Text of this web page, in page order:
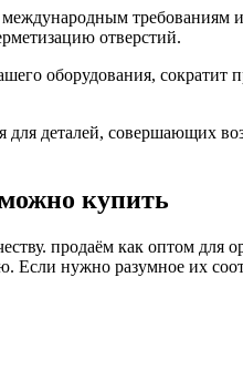
отверстий.
оборудования, сократит
деталей, совершающих
купить
продаём как оптом
нужно разумное их